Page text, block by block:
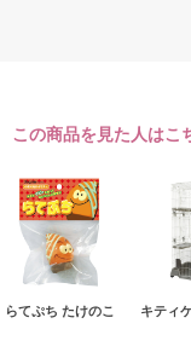
この商品を見た人はこ
らてぷち たけのこ キティ